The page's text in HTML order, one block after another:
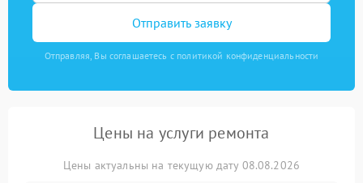
Отправить заявку
Отправляя, Вы соглашаетесь с политикой конфиденциальности
Цены на услуги ремонта
Цены актуальны на текущую дату 08.08.2026